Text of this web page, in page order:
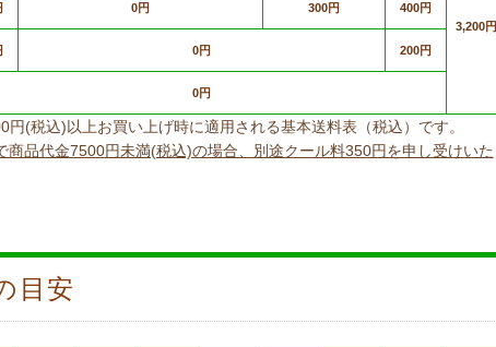
3,200円
0円 300円 400円
0円 200円
0円
(税込)以上お買い上げ時に適用される基本送料表（税込）です。
商品代金7500円未満(税込)の場合、別途クール料350円を申し受けいた
目安